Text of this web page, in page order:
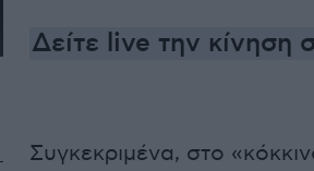
Δείτε live την κίνηση
Συγκεκριμένα, στο